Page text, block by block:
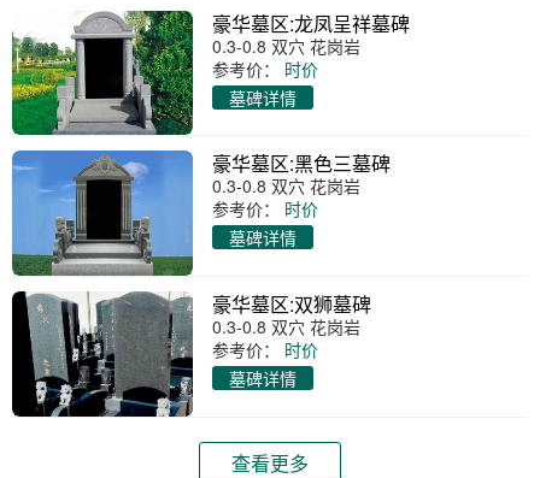
豪华墓区:龙凤呈祥墓碑
0.3-0.8 双穴 花岗岩
参考价：
时价
墓碑详情
豪华墓区:黑色三墓碑
0.3-0.8 双穴 花岗岩
参考价：
时价
墓碑详情
豪华墓区:双狮墓碑
0.3-0.8 双穴 花岗岩
参考价：
时价
墓碑详情
查看更多